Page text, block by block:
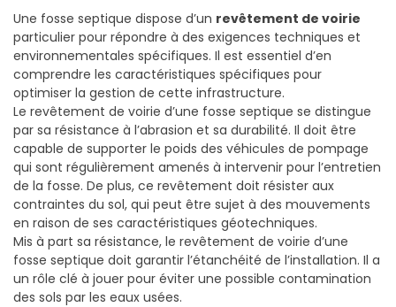
Une fosse septique dispose d’un revêtement de voirie
particulier pour répondre à des exigences techniques et
environnementales spécifiques. Il est essentiel d’en
comprendre les caractéristiques spécifiques pour
optimiser la gestion de cette infrastructure.
Le revêtement de voirie d’une fosse septique se distingue
par sa résistance à l’abrasion et sa durabilité. Il doit être
capable de supporter le poids des véhicules de pompage
qui sont régulièrement amenés à intervenir pour l’entretien
de la fosse. De plus, ce revêtement doit résister aux
contraintes du sol, qui peut être sujet à des mouvements
en raison de ses caractéristiques géotechniques.
Mis à part sa résistance, le revêtement de voirie d’une
fosse septique doit garantir l’étanchéité de l’installation. Il a
un rôle clé à jouer pour éviter une possible contamination
des sols par les eaux usées.